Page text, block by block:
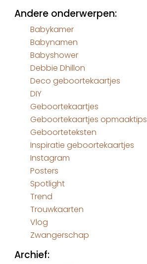
Andere onderwerpen:
Babykamer
Babynamen
Babyshower
Debbie Dhillon
Deco geboortekaartjes
DIY
Geboortekaartjes
Geboortekaartjes opmaaktips
Geboorteteksten
Inspiratie geboortekaartjes
Instagram
Posters
Spotlight
Trend
Trouwkaarten
Vlog
Zwangerschap
Archief: